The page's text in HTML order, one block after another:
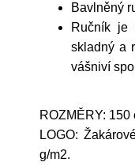
Bavlněný
Ručník je
skladný a
vášniví
ROZMĚRY: 150
LOGO:
g/m2.